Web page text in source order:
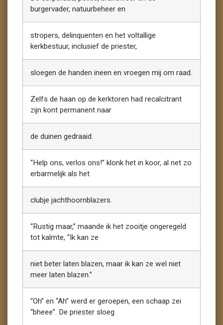
burgervader, natuurbeheer en
stropers, delinquenten en het voltallige
kerkbestuur, inclusief de priester,
sloegen de handen ineen en vroegen mij om raad.
Zelfs de haan op de kerktoren had recalcitrant
zijn kont permanent naar
de duinen gedraaid.
“Help ons, verlos ons!” klonk het in koor, al net zo
erbarmelijk als het
clubje jachthoornblazers.
“Rustig maar,” maande ik het zooitje ongeregeld
tot kalmte, “Ik kan ze
niet beter laten blazen, maar ik kan ze wel niet
meer laten blazen.”
“Oh” en “Ah” werd er geroepen, een schaap zei
“bheee”. De priester sloeg